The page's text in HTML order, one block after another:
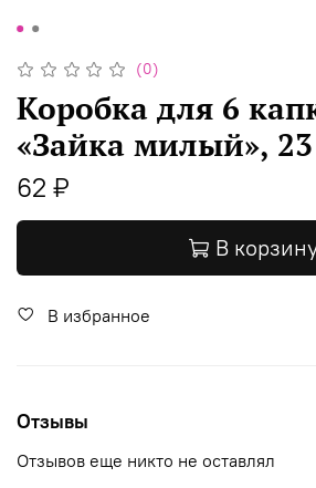
(0)
Коробка для 6
«Зайка милый»,
62 ₽
В
В избранное
Отзывы
Отзывов еще никто не оставлял